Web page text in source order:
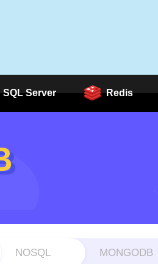
SQL Server Redis
NOSQL MONGODB